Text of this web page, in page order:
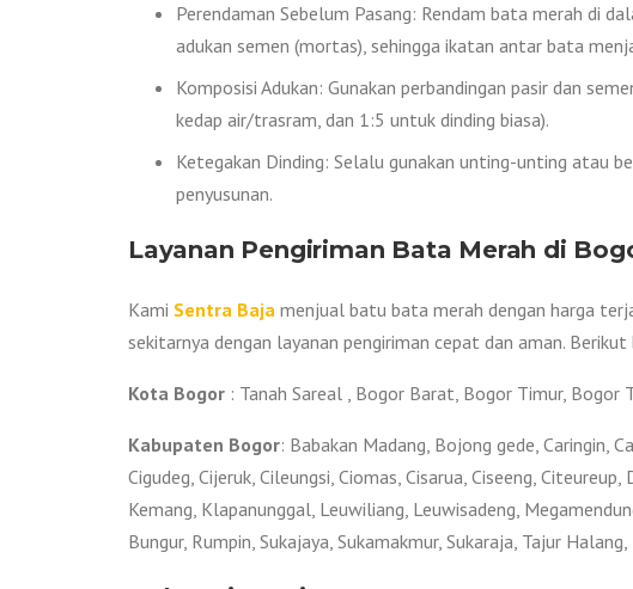
Perendaman Sebelum Pasang: Rendam bata merah di
adukan semen (mortas), sehingga ikatan antar bata
Komposisi Adukan: Gunakan perbandingan pasir dan
kedap air/trasram, dan 1:5 untuk dinding biasa).
Ketegakan Dinding: Selalu gunakan unting-unting atau
penyusunan.
Layanan Pengiriman Bata Merah di
Kami Sentra Baja menjual batu bata merah dengan harga
sekitarnya dengan layanan pengiriman cepat dan aman.
Kota Bogor : Tanah Sareal , Bogor Barat, Bogor Timur,
Kabupaten Bogor: Babakan Madang, Bojong gede, Caringin,
Cigudeg, Cijeruk, Cileungsi, Ciomas, Cisarua, Ciseeng,
Kemang, Klapanunggal, Leuwiliang, Leuwisadeng,
Bungur, Rumpin, Sukajaya, Sukamakmur, Sukaraja, Tajur